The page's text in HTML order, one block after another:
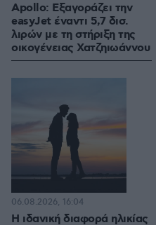
Apollo: Εξαγοράζει την
easyJet έναντι 5,7 δισ.
λιρών με τη στήριξη της
οικογένειας Χατζηιωάννου
Η ιδανική διαφορά ηλικίας
06.08.2026, 16:04